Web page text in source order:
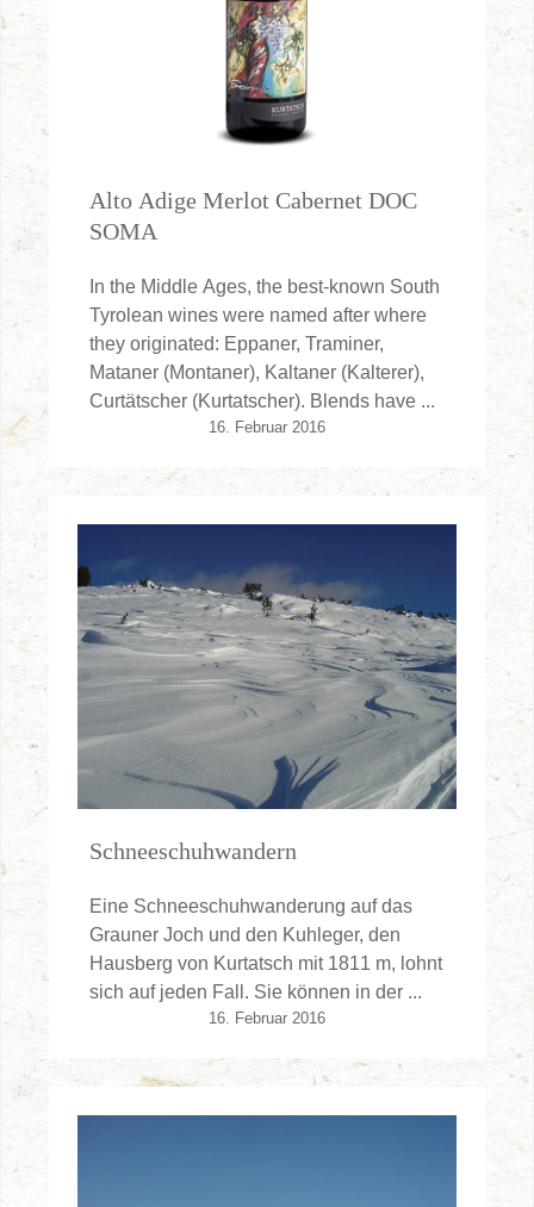
Alto Adige Merlot Cabernet DOC
SOMA
In the Middle Ages, the best-known South
Tyrolean wines were named after where
they originated: Eppaner, Traminer,
Mataner (Montaner), Kaltaner (Kalterer),
Curtätscher (Kurtatscher). Blends have ...
16. Februar 2016
Schneeschuhwandern
Eine Schneeschuhwanderung auf das
Grauner Joch und den Kuhleger, den
Hausberg von Kurtatsch mit 1811 m, lohnt
sich auf jeden Fall. Sie können in der ...
16. Februar 2016